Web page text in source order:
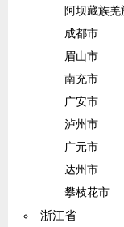
成都市
眉山市
南充市
广安市
泸州市
广元市
达州市
攀枝花市
浙江省